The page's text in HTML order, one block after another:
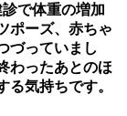
で体重の増加
ポーズ、赤ちゃ
づっていまし
わったあとのほ
る気持ちです。